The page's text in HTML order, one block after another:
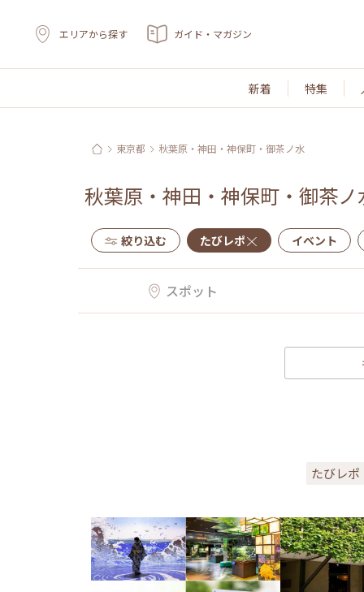
エリアから探す ガイド・マガジン
新着 特集
東京都 秋葉原・神田・神保町・御茶ノ水
秋葉原・神田・神保町・御茶ノ
絞り込む たびレポ イベント
スポット
たびレポ